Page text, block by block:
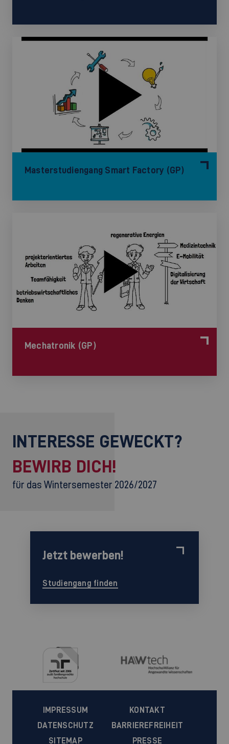
Masterstudiengang Smart Factory (GP)
Mechatronik (GP)
INTERESSE GEWECKT?
BEWIRB DICH!
für das Wintersemester 2026/2027
Jetzt bewerben!
Studiengang finden
IMPRESSUM
KONTAKT
DATENSCHUTZ
BARRIEREFREIHEIT
SITEMAP
PRESSE